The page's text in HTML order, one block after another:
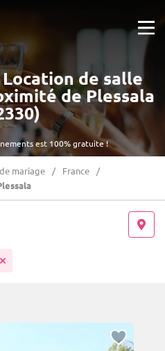
est 100% gratuite !
de salle
de Plessala
mariage
France